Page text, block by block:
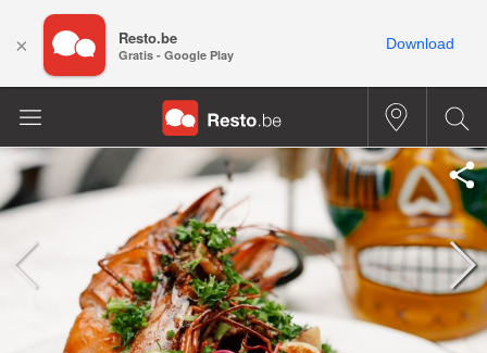
× Resto.be
Gratis - Google Play
Download